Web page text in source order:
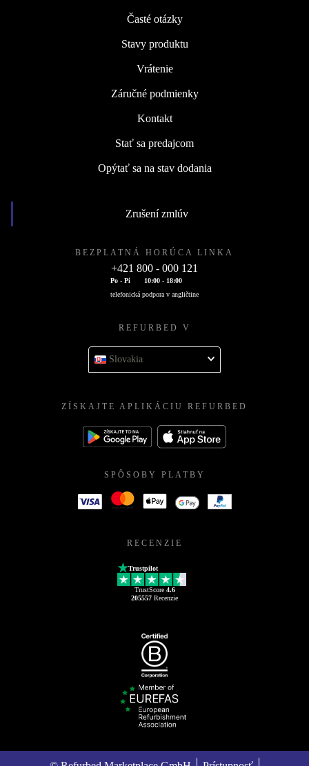
Časté otázky
Stavy produktu
Vrátenie
Záručné podmienky
Kontakt
Stať sa predajcom
Opýtať sa na stav dodania
Zrušení zmlúv
BEZPLATNÁ HORÚCA LINKA
+421 800 - 000 121
Po - Pi
10:00 - 18:00
telefonická podpora v angličtine
REFURBED V
Slovakia
ZÍSKAJTE APLIKÁCIU REFURBED
SPÔSOBY PLATBY
RECENZIE
Trustpilot
TrustScore 4.6
205557 Recenzie